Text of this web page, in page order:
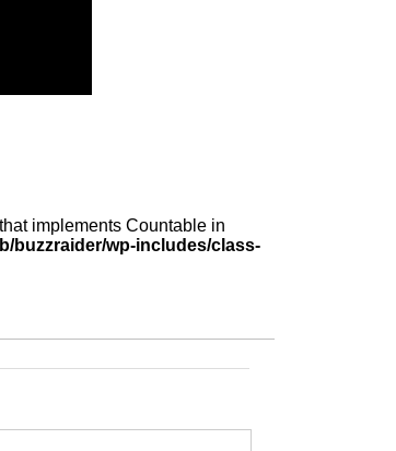
implements Countable in
buzzraider/wp-includes/class-